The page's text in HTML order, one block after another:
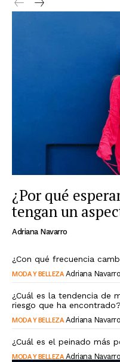
¿Por qué
tengan un
Adriana Navarro
¿Con qué frecuencia
MODA Y BELLEZA Adriana Navarro
¿Cuál es la tendencia de
riesgo que ha encontrado?
MODA Y BELLEZA Adriana Navarro
¿Cuál es el peinado más
MODA Y BELLEZA Adriana Navarro